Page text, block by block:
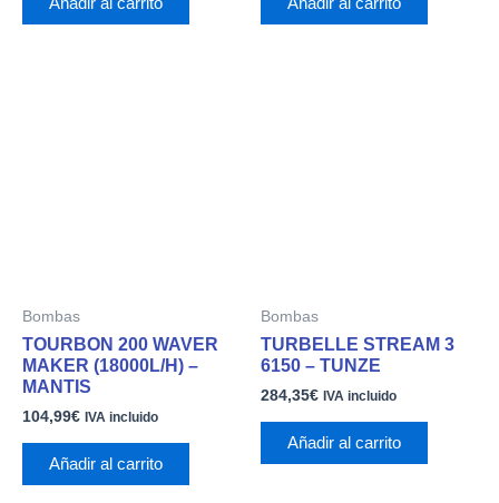
Añadir al carrito Añadir al carrito
Bombas
TOURBON 200 WAVER
MAKER (18000L/H) –
MANTIS
104,99€ IVA incluido
Añadir al carrito
Bombas
TURBELLE STREAM 3
6150 – TUNZE
284,35€ IVA incluido
Añadir al carrito